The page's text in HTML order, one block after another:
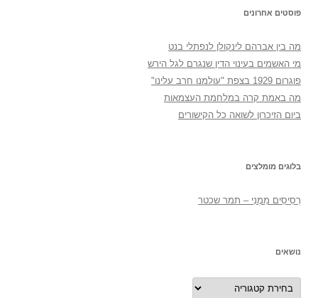
פוסטים אחרונים
מה בין אברהם לינקולן לנפתלי בנט
מי האשמים בעינוי הדין שנגרם לגל הירש
פוגרום 1929 בצפת "עולמנו חרב עלינו"
מה באמת קרה במלחמת העצמאות
ביום הזיכרון לשואה כל הקישורים
בלוגים מומלצים
רְסִיסִים מִמֶנִי – תמר שכטר
נושאים
נושאים